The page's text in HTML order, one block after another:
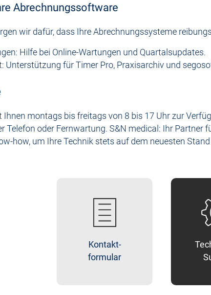
Abrechnungssoftware
wir dafür, dass Ihre Abrechnungssysteme
Hilfe bei Online-Wartungen und Quartalsupdates.
Unterstützung für Timer Pro, Praxisarchiv und
Ihnen montags bis freitags von 8 bis 17 Uhr zur
Telefon oder Fernwartung. S&N medical: Ihr Partner
how, um Ihre Technik stets auf dem neuesten
Kontakt-
formular